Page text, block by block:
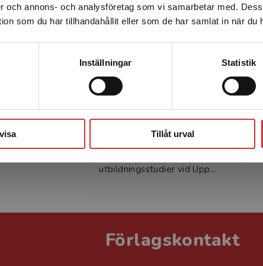
och annons- och analysföretag som vi samarbetar med.
som du har tillhandahållit eller som de har samlat in när du
Inställningar Statistik
Tillåt urval
Sverige. För att kunna slutföra ett köp måste
leveransadressen vara i Sverige.Läs mer
Claes Nilholm är professor i
pedagogik med inriktning mot
specialpedagogik vid institutionen
utbildningsstudier vid Upp...
Förlagskontakt